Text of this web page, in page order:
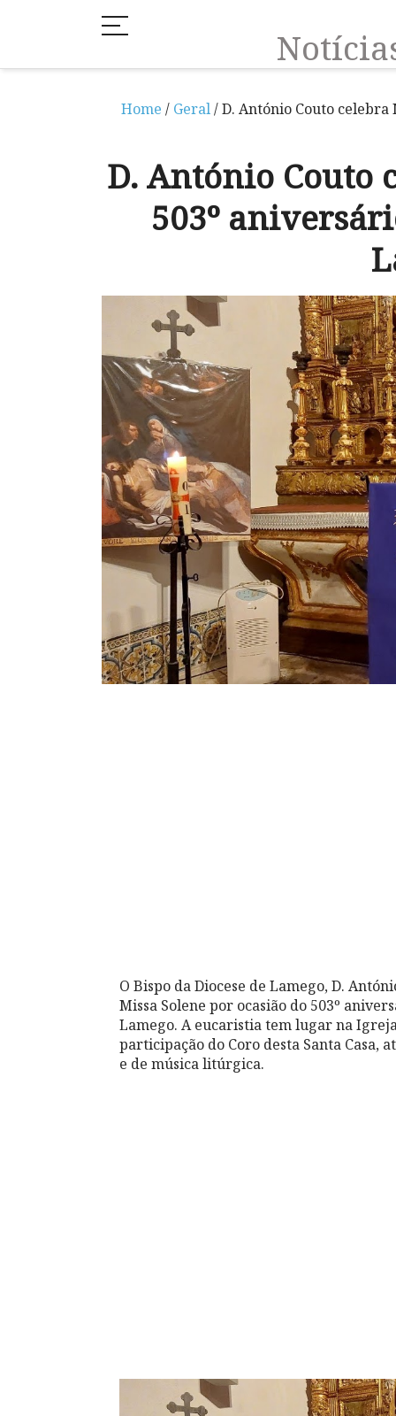
Home / Geral/ D. António Couto
D. António Couto
503º
O Bispo da Diocese de Lamego, D.
Missa Solene por ocasião do 503º
Lamego. A eucaristia tem lugar na
participação do Coro desta Santa Casa,
e de música litúrgica.